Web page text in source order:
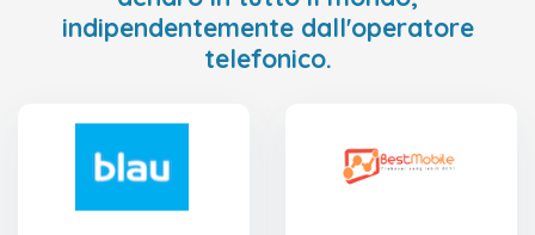
indipendentemente dall'operatore
telefonico.